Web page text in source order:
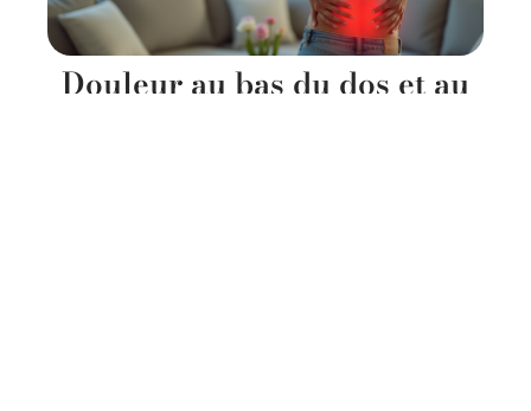
Douleur au bas du dos et au